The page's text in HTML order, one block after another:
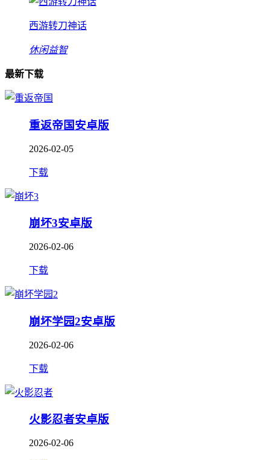
西游转刀神话
休闲益智
最新下载
重返帝国安卓版
2026-02-05
下载
崩坏3安卓版
2026-02-06
下载
崩坏学园2安卓版
2026-02-06
下载
火影忍者安卓版
2026-02-06